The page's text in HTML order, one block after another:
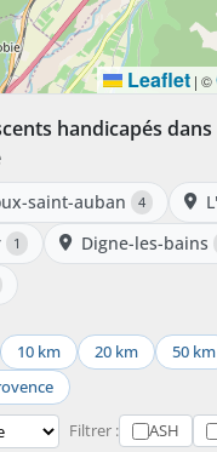
Leaflet | ©
handicapés dans
saint-auban 4
1 Digne-les-bains
10 km 20 km
50 km
Filtrer : ASH